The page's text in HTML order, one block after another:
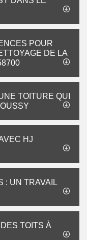
POUR
DE LA
TOITURE QUI
HJ
: UN TRAVAIL
TOITS À